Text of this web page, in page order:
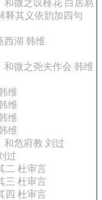
和微之叹槿花 白居易
释其义依韵加四句
西湖 韩维
和微之尧夫作会 韩维
维
维
维
维
和危府教 刘过
过
二 杜审言
三 杜审言
四 杜审言